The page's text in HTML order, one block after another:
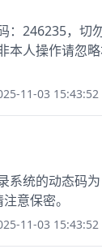
：246235，切
本人操作请忽
11-03 15:43:52
系统的动态码
意保密。
11-03 15:43:52